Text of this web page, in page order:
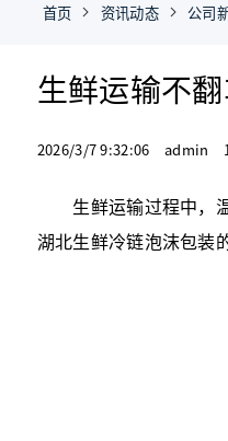
首页 资讯动态 公司
生鲜运输不
2026/3/7 9:32:06 admin
生鲜运输过程中，温
湖北生鲜冷链泡沫包装